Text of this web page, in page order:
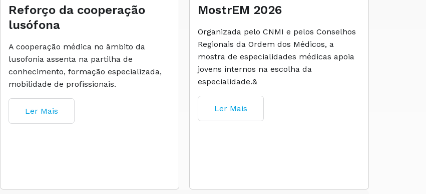
Reforço da cooperação
lusófona
A cooperação médica no âmbito da
lusofonia assenta na partilha de
conhecimento, formação especializada,
mobilidade de profissionais.
Ler Mais
MostrEM 2026
Organizada pelo CNMI e pelos Conselhos
Regionais da Ordem dos Médicos, a
mostra de especialidades médicas apoia
jovens internos na escolha da
especialidade.&
Ler Mais